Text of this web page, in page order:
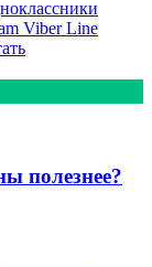
Viber Line
полезнее?